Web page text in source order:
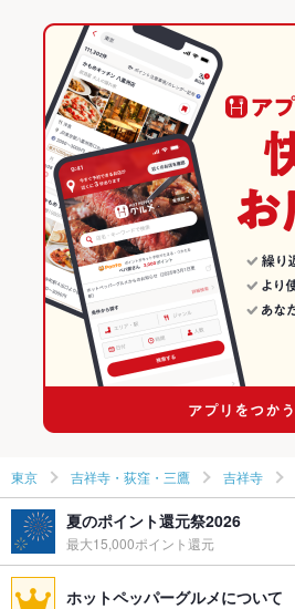
東京 吉祥寺・荻窪・三鷹 吉祥寺
夏のポイント還元祭2026
最大15,000ポイント還元
ホットペッパーグルメについて